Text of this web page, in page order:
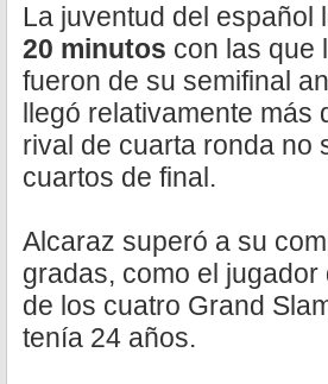
La juventud del español
20 minutos con las que
fueron de su semifinal
llegó relativamente más
rival de cuarta ronda no
cuartos de final.
Alcaraz superó a su
gradas, como el
de los cuatro Grand
tenía 24 años.